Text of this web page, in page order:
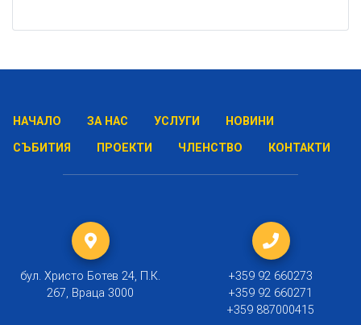
НАЧАЛО ЗА НАС УСЛУГИ
НОВИНИ
СЪБИТИЯ
ПРОЕКТИ ЧЛЕНСТВО КОНТАКТИ
бул. Христо Ботев 24, П.К.
267, Враца 3000
+359 92 660273
+359 92 660271
+359 887000415